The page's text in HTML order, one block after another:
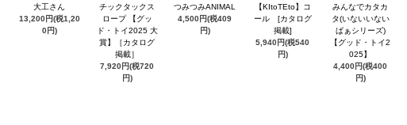
大工さん
13,200円(税1,20
0円)
チックタックス
ロープ 【グッ
ド・トイ2025 大
賞】［カタログ
掲載］
7,920円(税720
円)
つみつみANIMAL
4,500円(税409
円)
【KItoTEto】コ
ール [カタログ
掲載]
5,940円(税540
円)
みんなでカタカ
タ(いないいない
ばぁシリーズ)
【グッド・トイ2
025】
4,400円(税400
円)